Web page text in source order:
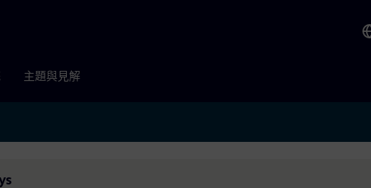
主題與見解